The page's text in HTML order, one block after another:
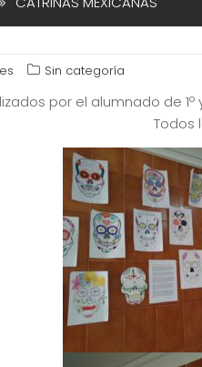
Sin categoría
por el alumnado de
Todos